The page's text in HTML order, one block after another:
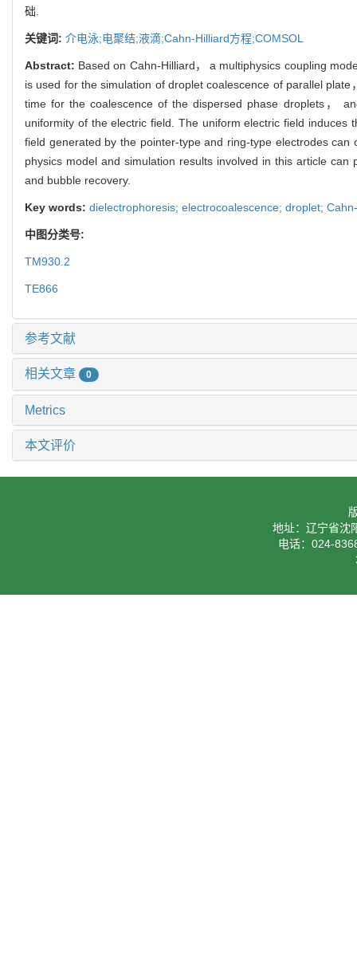
础.
关键词: 介电泳;电聚结;液滴;Cahn-Hilliard方程;COMSOL
Abstract: Based on Cahn-Hilliard， a multiphysics coupling
is used for the simulation of droplet coalescence of parallel
time for the coalescence of the dispersed phase droplets，
uniformity of the electric field. The uniform electric field
field generated by the pointer-type and ring-type electrodes
physics model and simulation results involved in this article
and bubble recovery.
Key words: dielectrophoresis; electrocoalescence; droplet;
中图分类号:
TM930.2
TE866
参考文献
相关文章 0
Metrics
本文评价
地址：辽宁省沈
电话：024-